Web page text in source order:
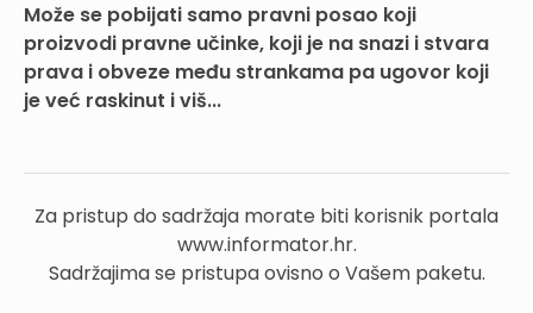
Može se pobijati samo pravni posao koji
proizvodi pravne učinke, koji je na snazi i stvara
prava i obveze među strankama pa ugovor koji
je već raskinut i viš...
Za pristup do sadržaja morate biti korisnik portala
www.informator.hr.
Sadržajima se pristupa ovisno o Vašem paketu.